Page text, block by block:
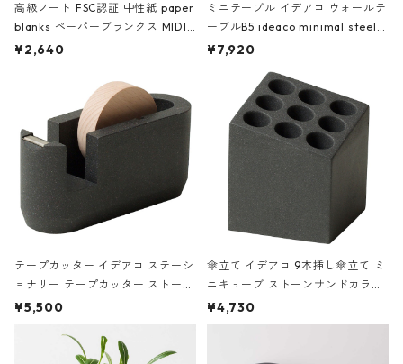
高級ノート FSC認証 中性紙 paper
blanks ペーパーブランクス MIDI
ハードカバー 罫線 ヴァン・ゴッホ
¥2,640
ミニテーブル イデアコ ウォールテ
ーブルB5 ideaco minimal steel f
urniture WALL Table B5 ネイビー
¥7,920
テープカッター イデアコ ステーシ
ョナリー テープカッター ストーン
サンドカラー 石調 ideaco Station
¥5,500
傘立て イデアコ 9本挿し傘立て ミ
ニキューブ ストーンサンドカラー
石調 ideaco Umbrella Stand CUB
E ストーンサンドブラック
¥4,730